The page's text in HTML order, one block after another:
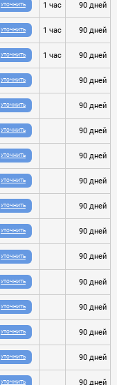
УТОЧНИТЬ 1 час 90 дней
УТОЧНИТЬ 1 час 90 дней
УТОЧНИТЬ 1 час 90 дней
УТОЧНИТЬ 90 дней
УТОЧНИТЬ 90 дней
УТОЧНИТЬ 90 дней
УТОЧНИТЬ 90 дней
УТОЧНИТЬ 90 дней
УТОЧНИТЬ 90 дней
УТОЧНИТЬ 90 дней
УТОЧНИТЬ 90 дней
УТОЧНИТЬ 90 дней
УТОЧНИТЬ 90 дней
УТОЧНИТЬ 90 дней
УТОЧНИТЬ 90 дней
УТОЧНИТЬ 90 дней